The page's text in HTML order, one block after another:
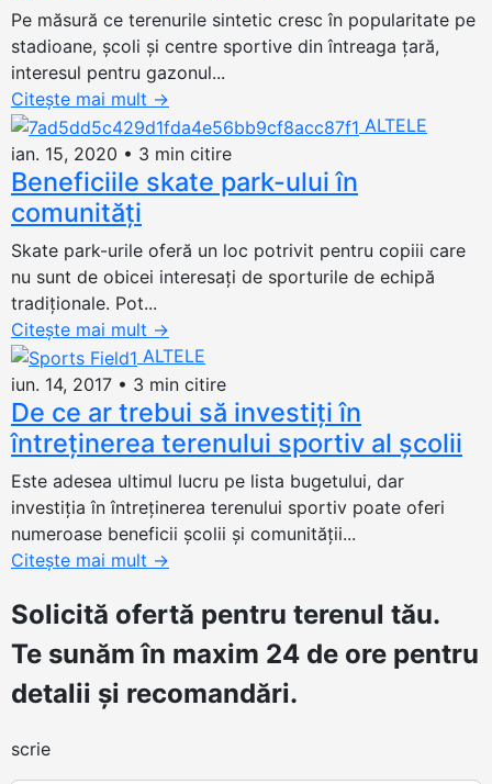
Pe măsură ce terenurile sintetic cresc în popularitate pe
stadioane, școli și centre sportive din întreaga țară,
interesul pentru gazonul...
Citește mai mult →
ALTELE
ian. 15, 2020 • 3 min citire
Beneficiile skate park-ului în
comunități
Skate park-urile oferă un loc potrivit pentru copiii care
nu sunt de obicei interesați de sporturile de echipă
tradiționale. Pot...
Citește mai mult →
ALTELE
iun. 14, 2017 • 3 min citire
De ce ar trebui să investiți în
întreținerea terenului sportiv al şcolii
Este adesea ultimul lucru pe lista bugetului, dar
investiţia în întreţinerea terenului sportiv poate oferi
numeroase beneficii şcolii şi comunităţii...
Citește mai mult →
Solicită ofertă pentru terenul tău.
Te sunăm în maxim 24 de ore pentru
detalii și recomandări.
scrie